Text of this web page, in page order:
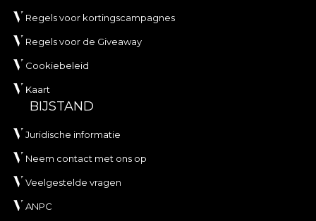
Regels voor kortingscampagnes
Regels voor de Giveaway
Cookiebeleid
Kaart
BIJSTAND
Juridische informatie
Neem contact met ons op
Veelgestelde vragen
ANPC